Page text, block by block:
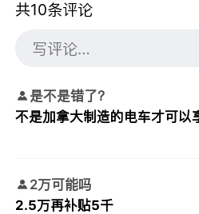
共10条评论
是不是错了？
不是加拿大制造的电车才可以
2万可能吗
2.5万再补贴5千